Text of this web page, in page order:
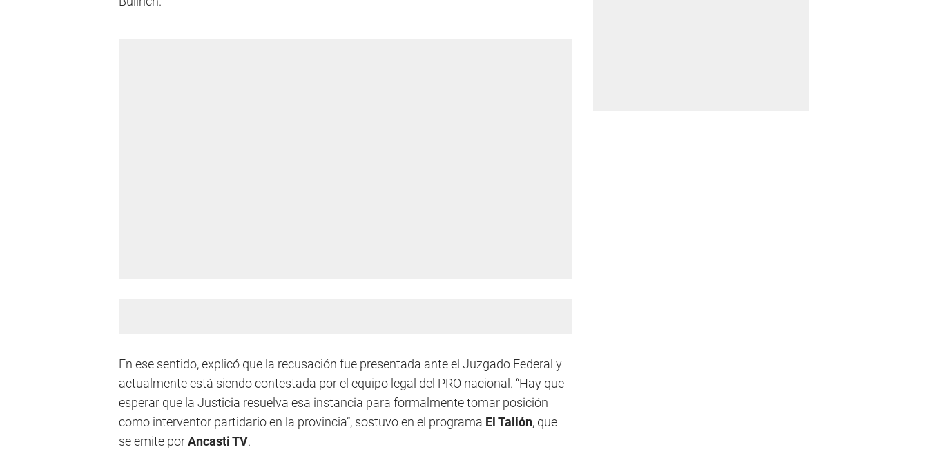
En ese sentido, explicó que la recusación fue presentada ante el Juzgado Federal y
actualmente está siendo contestada por el equipo legal del PRO nacional. “Hay que
esperar que la Justicia resuelva esa instancia para formalmente tomar posición
como interventor partidario en la provincia”, sostuvo en el programa El Talión, que
se emite porAncasti TV.